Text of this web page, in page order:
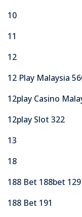
10
11
12
12 Play Malaysia
12play Casino
12play Slot 322
13
18
188 Bet 188bet 129
188 Bet 191